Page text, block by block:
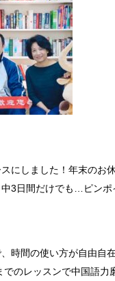
にしました！年末のお
3日間だけでも…ピンポ
時間の使い方が自由自在
のレッスンで中国語力